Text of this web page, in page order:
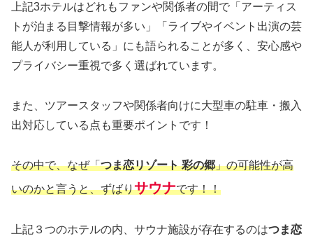
上記3ホテルはどれもファンや関係者の間で「アーティス
トが泊まる目撃情報が多い」「ライブやイベント出演の芸
能人が利用している」にも語られることが多く、安心感や
プライバシー重視で多く選ばれています。
また、ツアースタッフや関係者向けに大型車の駐車・搬入
出対応している点も重要ポイントです！
その中で、なぜ「つま恋リゾート 彩の郷」の可能性が高
いのかと言うと、ずばりサウナです！！
上記３つのホテルの内、サウナ施設が存在するのはつま恋